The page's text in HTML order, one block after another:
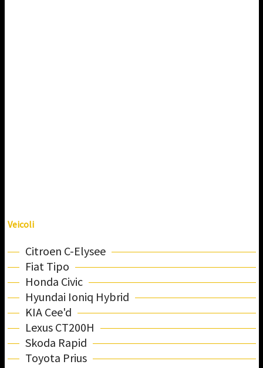
Veicoli
Citroen C-Elysee
Fiat Tipo
Honda Civic
Hyundai Ioniq Hybrid
KIA Cee'd
Lexus CT200H
Skoda Rapid
Toyota Prius